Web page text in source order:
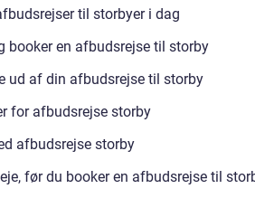
til storbyer i dag
booker en afbudsrejse til storby
ud af din afbudsrejse til storby
for afbudsrejse storby
afbudsrejse storby
før du booker en afbudsrejse til